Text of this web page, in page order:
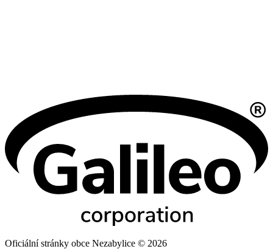
Oficiální stránky obce Nezabylice © 2026